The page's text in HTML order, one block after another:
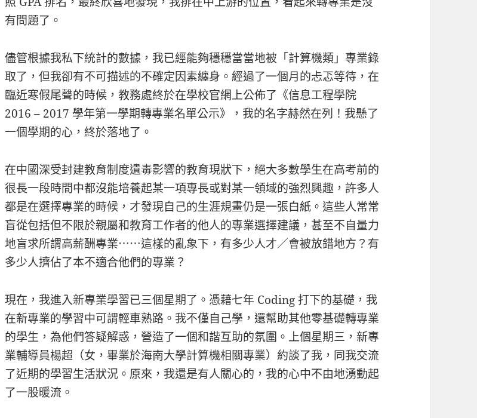
有問題了。
儘管根據我私下統計的數據，我已經能夠穩穩當當地被「計算機類」專業錄
取了，但我卻有不可描述的不確定因素纏身。經過了一個月的忐忑等待，在
臨近寒假尾聲的時候，教務處終於在學校官網上公佈了《信息工程學院
2016 – 2017 學年第一學期轉專業名單公示》，我的名字赫然在列！我懸了
一個學期的心，終於落地了。
在中國深受封建教育制度遺毒影響的教育現狀下，絕大多數學生在高考前的
很長一段時間中都沒能培養起某一項專長或對某一領域的強烈興趣，許多人
都是在選擇專業的時候，才發現自己的生涯規畫仍是一張白紙。這些人常常
盲從包括但不限於親屬和教育工作者的他人的專業選擇建議，甚至不自量力
地盲求所謂高薪酬專業⋯⋯這樣的亂象下，有多少人才／會被放錯地方？有
多少人擠佔了本不適合他們的專業？
現在，我進入新專業學習已三個星期了。憑藉七年 Coding 打下的基礎，我
在新專業的學習中可謂輕車熟路。我不僅自己學，還幫助其他零基礎轉專業
的學生，為他們答疑解惑，營造了一個和諧互助的氛圍。上個星期三，新專
業輔導員楊超（女，畢業於海南大學計算機相關專業）約談了我，同我交流
了近期的學習生活狀況。原來，我還是有人關心的，我的心中不由地湧動起
了一股暖流。